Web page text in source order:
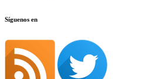
Síguenos en